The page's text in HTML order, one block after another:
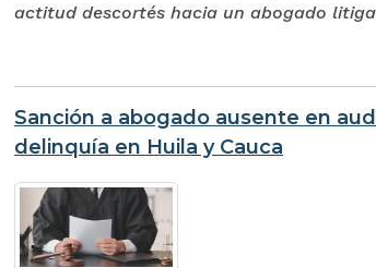
actitud descortés hacia un abogado
Sanción a abogado ausente en
delinquía en Huila y Cauca